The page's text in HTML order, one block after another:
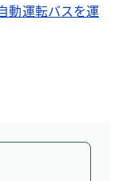
動運転バスを運